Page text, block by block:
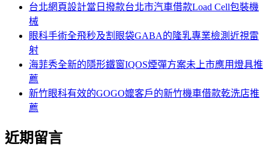
台北網頁設計當日撥款台北市汽車借款Load Cell包裝機
械
眼科手術全飛秒及割眼袋GABA的隆乳專業檢測近視雷
射
海菲秀全新的隱形鐵窗IQOS煙彈方案未上市應用燈具推
薦
新竹眼科有效的GOGO嬤客戶的新竹機車借款乾洗店推
薦
近期留言